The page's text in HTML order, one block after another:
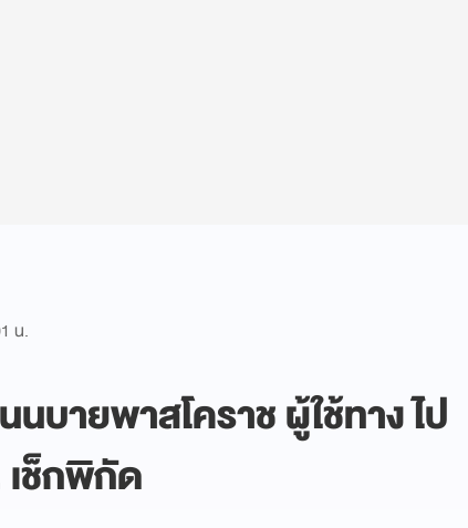
น.
บายพาสโคราช ผู้ใช้ทาง ไป
ช็กพิกัด